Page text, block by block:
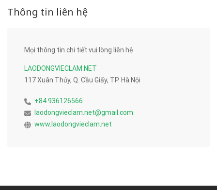
Thông tin liên hệ
Mọi thông tin chi tiết vui lòng liên hệ
LAODONGVIECLAM.NET
117 Xuân Thủy, Q. Cầu Giấy, TP. Hà Nội
+84 936126566
laodongvieclam.net@gmail.com
www.laodongvieclam.net